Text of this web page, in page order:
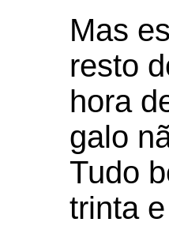
Mas
resto
hora
galo
Tudo
trinta